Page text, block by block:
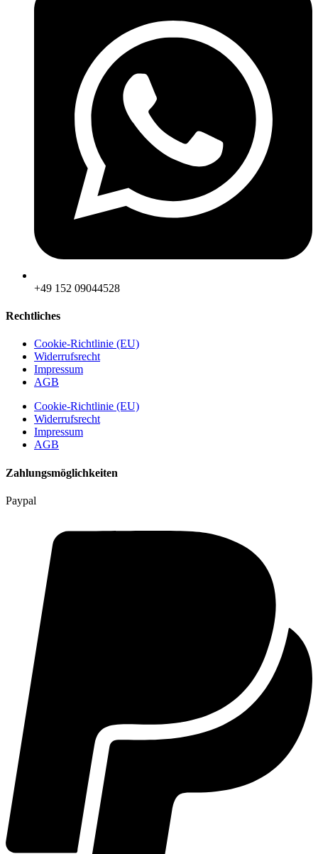
‪+49 152 09044528
Rechtliches
Cookie-Richtlinie (EU)
Widerrufsrecht
Impressum
AGB
Cookie-Richtlinie (EU)
Widerrufsrecht
Impressum
AGB
Zahlungsmöglichkeiten
Paypal